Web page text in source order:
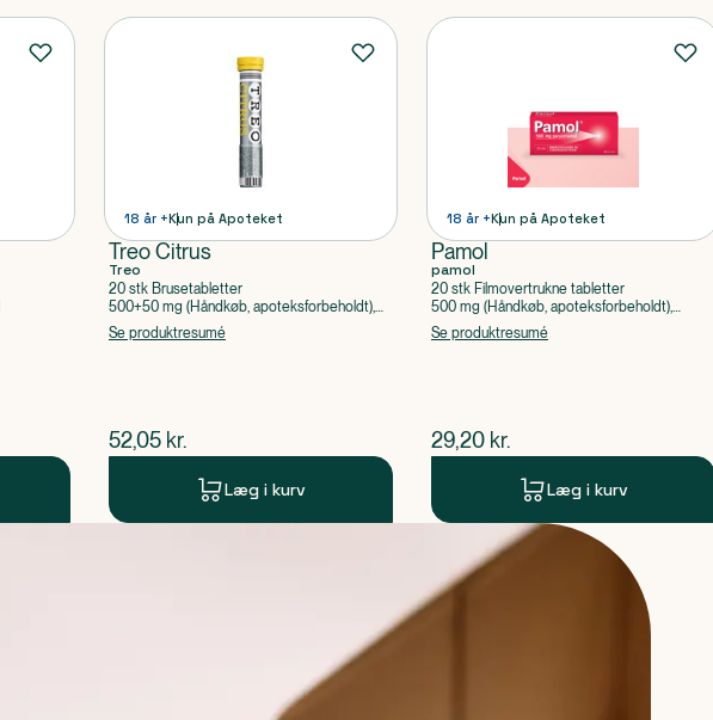
18 år +Kun på Apoteket
Treo Citrus
Treo
20 stk Brusetabletter
500+50 mg (Håndkøb, apoteksforbeholdt),
Acetylsalicylsyre, Caffein
Se produktresumé
$nuværende pris
52,05 kr.
Læg i kurv
18 år +Kun på Apoteket
Pamol
pamol
20 stk Filmovertrukne tabletter
500 mg (Håndkøb, apoteksforbeholdt),
Paracetamol
Se produktresumé
$nuværende pris
29,20 kr.
Læg i kurv